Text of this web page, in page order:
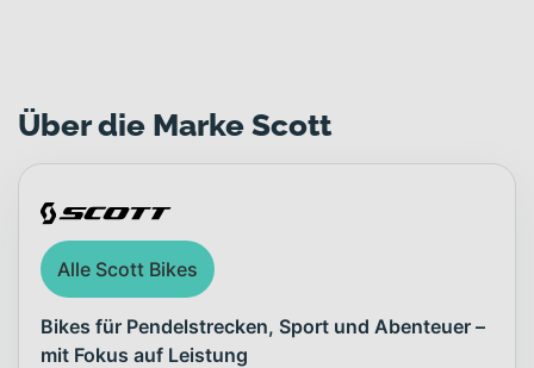
Über die Marke Scott
Alle Scott Bikes
Bikes für Pendelstrecken, Sport und Abenteuer –
mit Fokus auf Leistung